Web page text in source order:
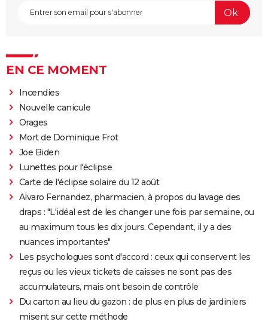
EN CE MOMENT
Incendies
Nouvelle canicule
Orages
Mort de Dominique Frot
Joe Biden
Lunettes pour l'éclipse
Carte de l'éclipse solaire du 12 août
Alvaro Fernandez, pharmacien, à propos du lavage des
draps : "L'idéal est de les changer une fois par semaine, ou
au maximum tous les dix jours. Cependant, il y a des
nuances importantes"
Les psychologues sont d'accord : ceux qui conservent les
reçus ou les vieux tickets de caisses ne sont pas des
accumulateurs, mais ont besoin de contrôle
Du carton au lieu du gazon : de plus en plus de jardiniers
misent sur cette méthode